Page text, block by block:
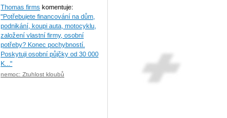
Thomas firms komentuje:
"Potřebujete financování na dům,
podnikání, koupi auta, motocyklu,
založení vlastní firmy, osobní
potřeby? Konec pochybností.
Poskytuji osobní půjčky od 30 000
K..."
nemoc: Ztuhlost kloubů